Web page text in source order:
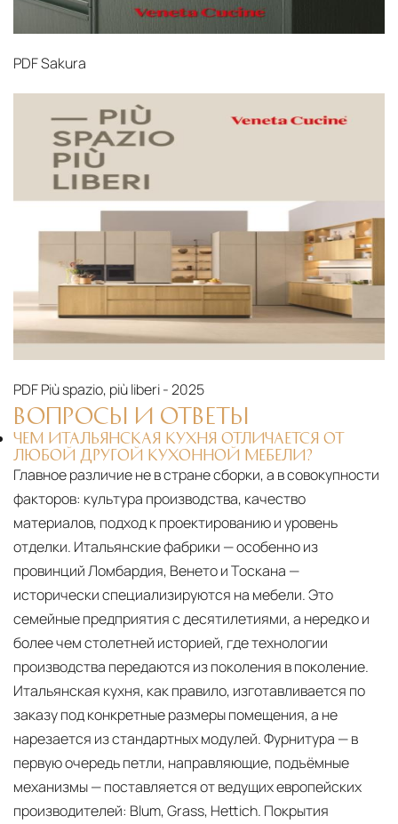
PDFSakura
PDFPiù spazio, più liberi - 2025
ВОПРОСЫ И ОТВЕТЫ
ЧЕМ ИТАЛЬЯНСКАЯ КУХНЯ ОТЛИЧАЕТСЯ ОТ
ЛЮБОЙ ДРУГОЙ КУХОННОЙ МЕБЕЛИ?
Главное различие не в стране сборки, а в совокупности
факторов: культура производства, качество
материалов, подход к проектированию и уровень
отделки. Итальянские фабрики — особенно из
провинций Ломбардия, Венето и Тоскана —
исторически специализируются на мебели. Это
семейные предприятия с десятилетиями, а нередко и
более чем столетней историей, где технологии
производства передаются из поколения в поколение.
Итальянская кухня, как правило, изготавливается по
заказу под конкретные размеры помещения, а не
нарезается из стандартных модулей. Фурнитура — в
первую очередь петли, направляющие, подъёмные
механизмы — поставляется от ведущих европейских
производителей: Blum, Grass, Hettich. Покрытия